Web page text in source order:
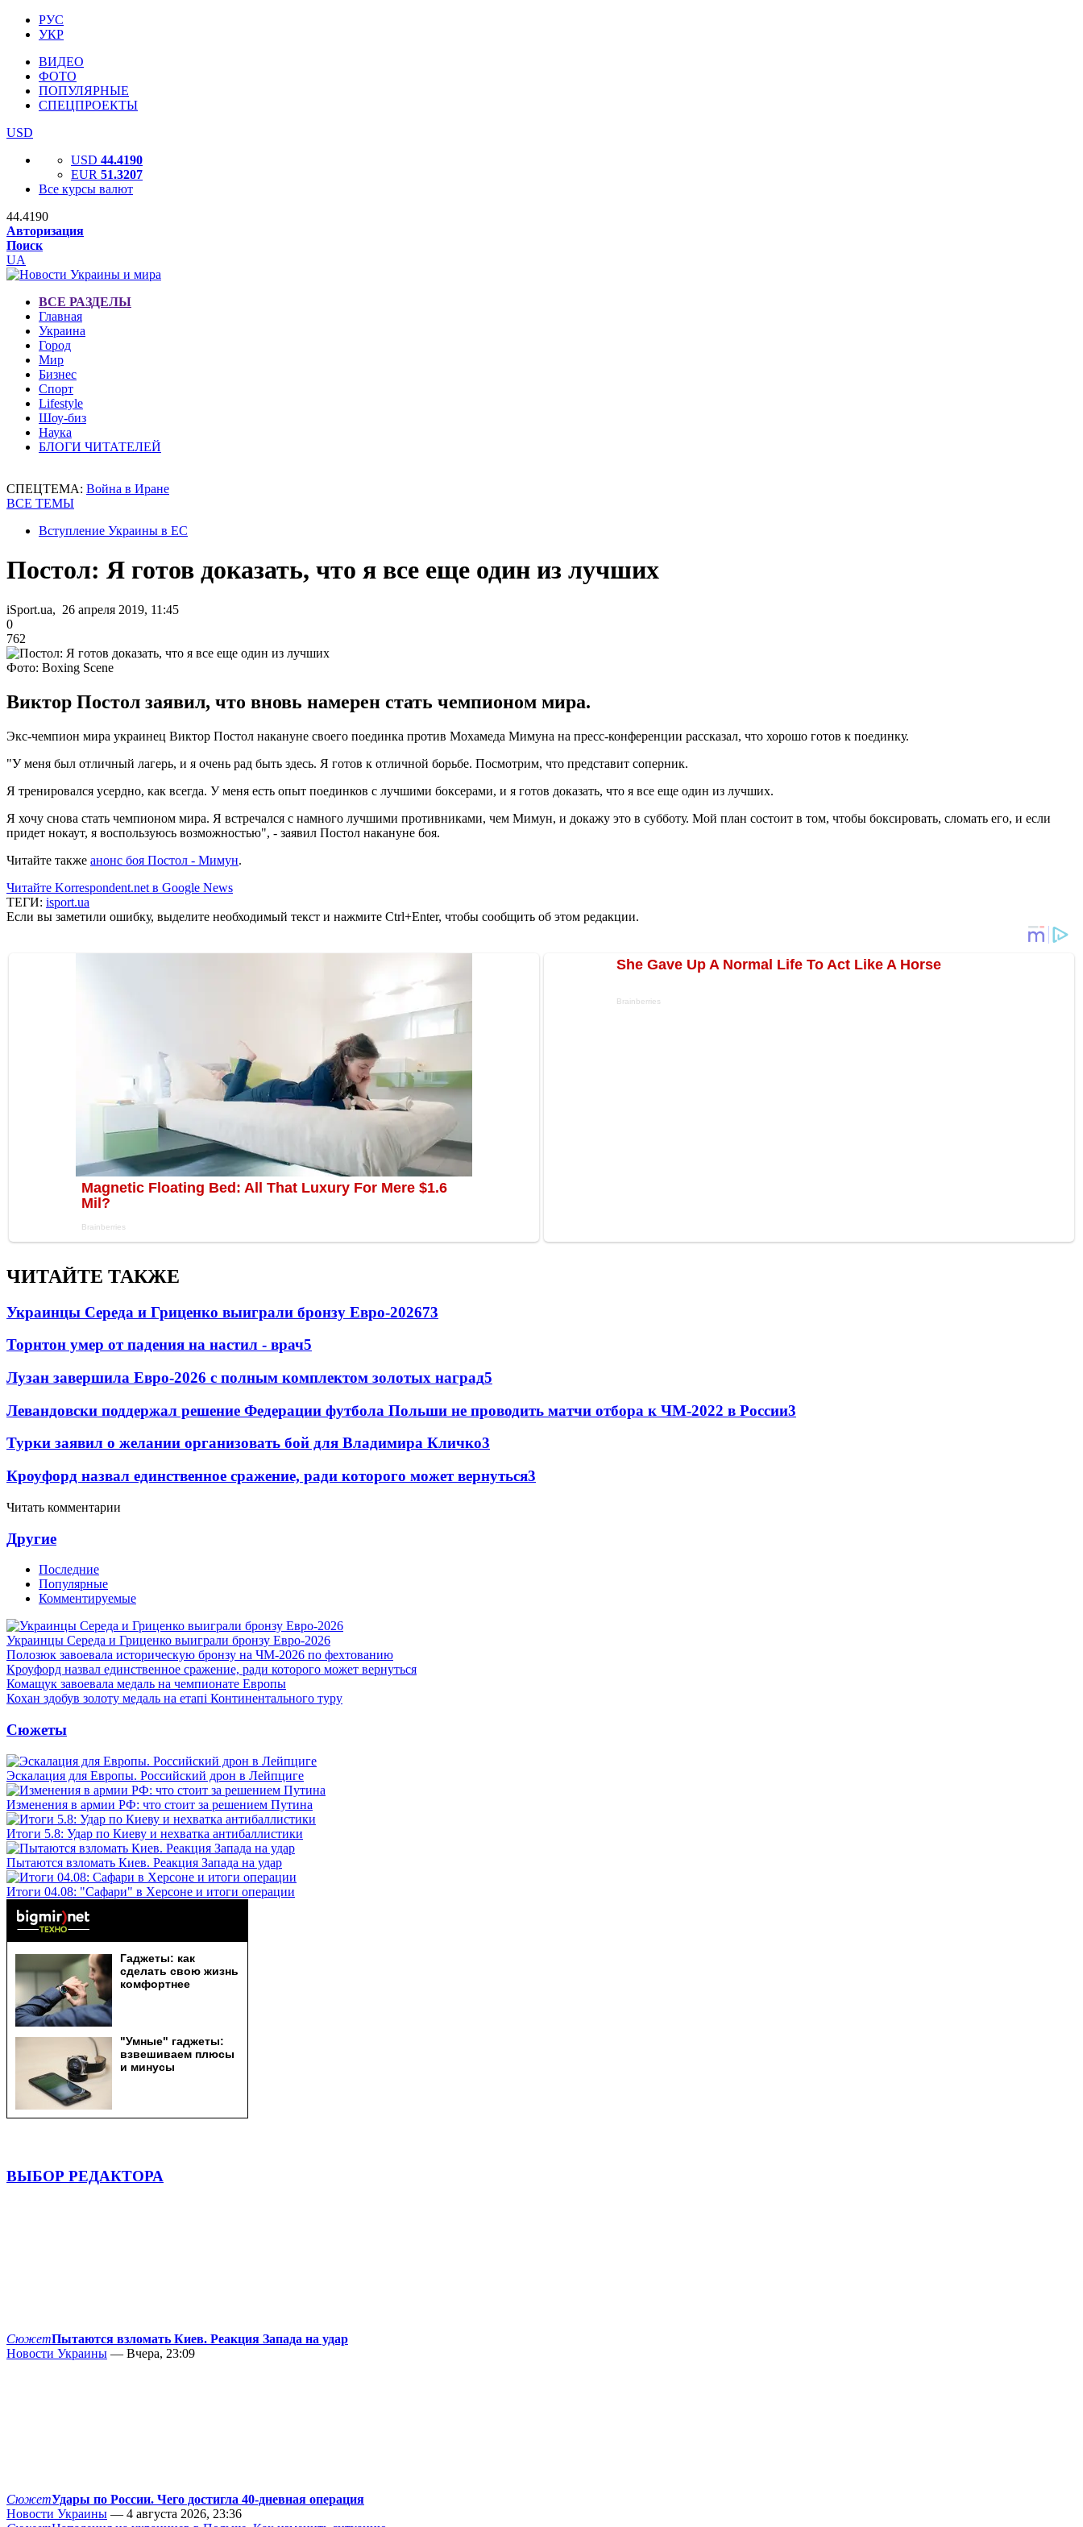
РУС
УКР
ВИДЕО
ФОТО
ПОПУЛЯРНЫЕ
СПЕЦПРОЕКТЫ
USD
USD 44.4190
EUR 51.3207
Все курсы валют
44.4190
Авторизация
Поиск
UA
ВСЕ РАЗДЕЛЫ
Главная
Украина
Город
Мир
Бизнес
Спорт
Lifestyle
Шоу-биз
Наука
БЛОГИ ЧИТАТЕЛЕЙ
СПЕЦТЕМА: Война в Иране
ВСЕ ТЕМЫ
Вступление Украины в ЕС
Постол: Я готов доказать, что я все еще один из лучших
iSport.ua, 26 апреля 2019, 11:45
0
762
Фото: Boxing Scene
Виктор Постол заявил, что вновь намерен стать чемпионом мира.
Экс-чемпион мира украинец Виктор Постол накануне своего поединка против Мохамеда Мимуна на пресс-конференции рассказал, что хорошо готов к поединку.
"У меня был отличный лагерь, и я очень рад быть здесь. Я готов к отличной борьбе. Посмотрим, что представит соперник.
Я тренировался усердно, как всегда. У меня есть опыт поединков с лучшими боксерами, и я готов доказать, что я все еще один из лучших.
Я хочу снова стать чемпионом мира. Я встречался с намного лучшими противниками, чем Мимун, и докажу это в субботу. Мой план состоит в том, чтобы боксировать, сломать его, и если
придет нокаут, я воспользуюсь возможностью", - заявил Постол накануне боя.
Читайте также анонс боя Постол - Мимун.
Читайте Korrespondent.net в Google News
ТЕГИ: isport.ua
Если вы заметили ошибку, выделите необходимый текст и нажмите Ctrl+Enter, чтобы сообщить об этом редакции.
ЧИТАЙТЕ ТАКЖЕ
Украинцы Середа и Гриценко выиграли бронзу Евро-202673
Торнтон умер от падения на настил - врач5
Лузан завершила Евро-2026 с полным комплектом золотых наград5
Левандовски поддержал решение Федерации футбола Польши не проводить матчи отбора к ЧМ-2022 в России3
Турки заявил о желании организовать бой для Владимира Кличко3
Кроуфорд назвал единственное сражение, ради которого может вернуться3
Читать комментарии
Другие
Последние
Популярные
Комментируемые
Украинцы Середа и Гриценко выиграли бронзу Евро-2026
Полозюк завоевала историческую бронзу на ЧМ-2026 по фехтованию
Кроуфорд назвал единственное сражение, ради которого может вернуться
Комащук завоевала медаль на чемпионате Европы
Кохан здобув золоту медаль на етапі Континентального туру
Сюжеты
Эскалация для Европы. Российский дрон в Лейпциге
Изменения в армии РФ: что стоит за решением Путина
Итоги 5.8: Удар по Киеву и нехватка антибаллистики
Пытаются взломать Киев. Реакция Запада на удар
Итоги 04.08: "Сафари" в Херсоне и итоги операции
ВЫБОР РЕДАКТОРА
СюжетПытаются взломать Киев. Реакция Запада на удар
Новости Украины — Вчера, 23:09
СюжетУдары по России. Чего достигла 40-дневная операция
Новости Украины — 4 августа 2026, 23:36